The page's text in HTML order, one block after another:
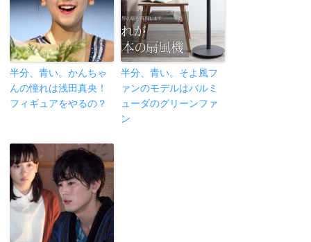
半分、青い。かんちゃ
んの憧れは浅田真央！
フィギュアをやるの？
半分、青い。そよ風フ
ァンのモデルはバルミ
ューダのグリーンファ
ン